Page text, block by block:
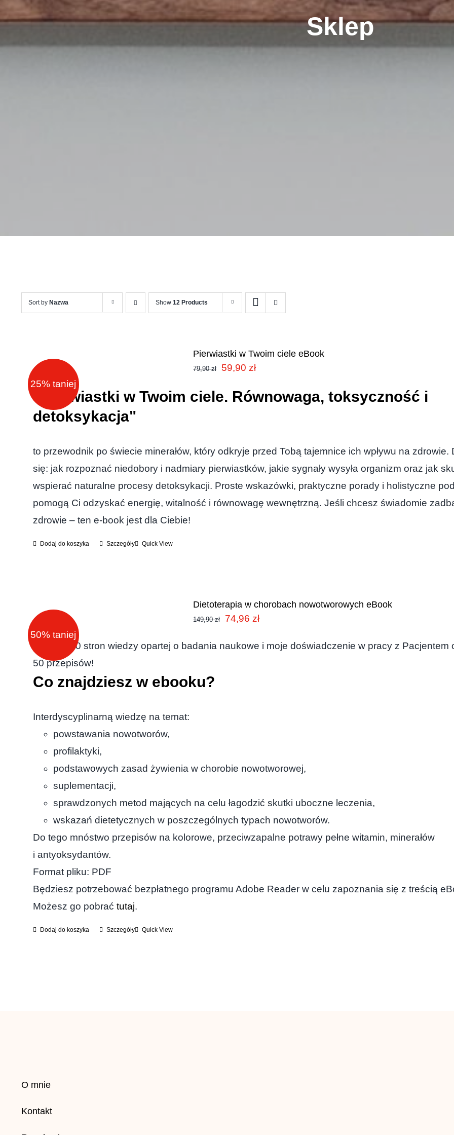
Sklep
Sort by Nazwa Show 12 Products
25% taniej
Pierwiastki w Twoim ciele eBook
79,90zł
Pierwotna
wynosiła:
59,90złAktualna
wynosi:
"Pierwiastki w Twoim ciele. Równowaga, toksyczność i
detoksykacja"
to przewodnik po świecie minerałów, który odkryje przed Tobą tajemnice ich wpływu na zdrowie.
się: jak rozpoznać niedobory i nadmiary pierwiastków, jakie sygnały wysyła organizm oraz jak
wspierać naturalne procesy detoksykacji. Proste wskazówki, praktyczne porady i holistyczne
pomogą Ci odzyskać energię, witalność i równowagę wewnętrzną. Jeśli chcesz świadomie
zdrowie – ten e-book jest dla Ciebie!
Dodaj do koszyka Szczegóły Quick View
50% taniej
Dietoterapia w chorobach nowotworowych eBook
149,90zł
Pierwotna
wynosiła:
74,96złAktualna
wynosi:
Ponad 250 stron wiedzy opartej o badania naukowe i moje doświadczenie w pracy z Pacjentem
50 przepisów!
Co znajdziesz w ebooku?
Interdyscyplinarną wiedzę na temat:
powstawania nowotworów,
profilaktyki,
podstawowych zasad żywienia w chorobie nowotworowej,
suplementacji,
sprawdzonych metod mających na celu łagodzić skutki uboczne leczenia,
wskazań dietetycznych w poszczególnych typach nowotworów.
Do tego mnóstwo przepisów na kolorowe, przeciwzapalne potrawy pełne witamin, minerałów
i antyoksydantów.
Format pliku: PDF
Będziesz potrzebować bezpłatnego programu Adobe Reader w celu zapoznania się z treścią
Możesz go pobrać tutaj.
Dodaj do koszyka Szczegóły Quick View
O mnie
Kontakt